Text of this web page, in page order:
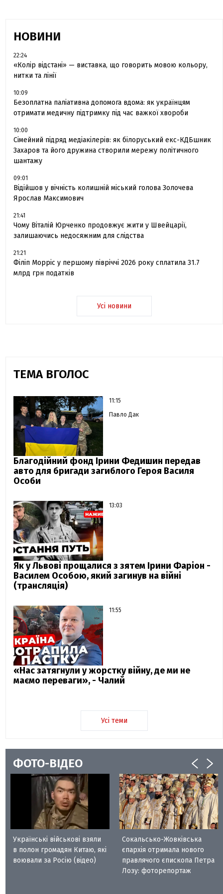
НОВИНИ
22:24
«Колір відстані» — виставка, що говорить мовою кольору,
нитки та лінії
10:09
Безоплатна паліативна допомога вдома: як українцям
отримати медичну підтримку під час важкої хвороби
10:00
Сімейний підряд медіакілерів: як білоруський екс-КДБшник
Захаров та його дружина створили мережу політичного
шантажу
09:01
Відійшов у вічність колишній міський голова Золочева
Ярослав Максимович
21:41
Чому Віталій Юрченко продовжує жити у Швейцарії,
залишаючись недосяжним для слідства
21:21
Філіп Морріс у першому півріччі 2026 року сплатила 31.7
млрд грн податків
Усі новини
ТЕМА ВГОЛОС
11:15
Павло Дак
Благодійний фонд Ірини Федишин передав
авто для бригади загиблого Героя Василя
Особи
13:03
Як у Львові прощалися з зятем Ірини Фаріон -
Василем Особою, який загинув на війні
(трансляція)
11:55
«Нас затягнули у жорстку війну, де ми не
маємо переваги», - Чалий
Усі теми
ФОТО-ВІДЕО
Українські військові взяли
в полон громадян Китаю, які
воювали за Росію (відео)
Сокальсько-Жовківська
єпархія отримала нового
правлячого єпископа Петра
Лозу: фоторепортаж